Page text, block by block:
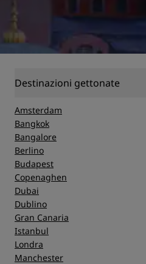
Destinazioni gettonate
Amsterdam
Bangkok
Bangalore
Berlino
Budapest
Copenaghen
Dubai
Dublino
Gran Canaria
Istanbul
Londra
Manchester